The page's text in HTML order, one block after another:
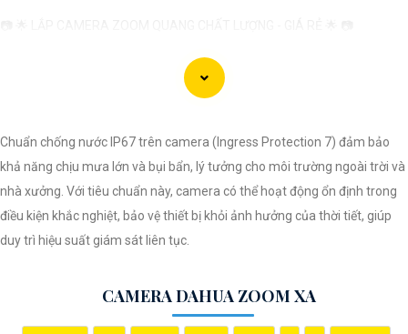
🎯 Với chất lượng hình ảnh sắc nét, khả năng zoom tốt, và tính năng
quan trọng nào.
🛡️ Tại đây, chúng tôi cam kết cung cấp dịch vụ lắp đặt camera zoom
quang chất lượng, uy tín và giá rẻ nhất trên thị trường.
🏡 An toàn tại nhà, công ty hoặc cơ sở kinh doanh của bạn ngay hôm
nay! 🏢
việc lắp đặt Camera Zoom Quang!
Chuẩn chống nước IP67 trên camera (Ingress Protection 7) đảm bảo
khả năng chịu mưa lớn và bụi bẩn, lý tưởng cho môi trường ngoài trời và
nhà xưởng. Với tiêu chuẩn này, camera có thể hoạt động ổn định trong
điều kiện khắc nghiệt, bảo vệ thiết bị khỏi ảnh hưởng của thời tiết, giúp
duy trì hiệu suất giám sát liên tục.
CAMERA DAHUA ZOOM XA